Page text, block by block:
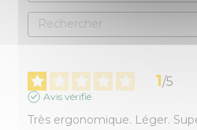
1/5
Avis vérifié
Très ergonomique. Léger.